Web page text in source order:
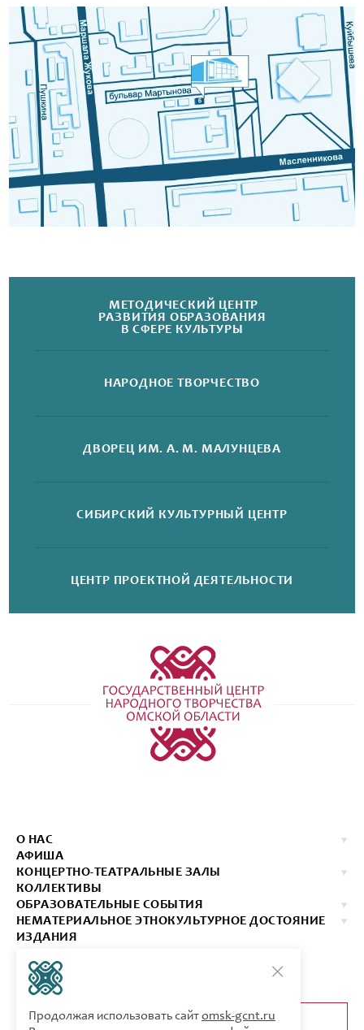
МЕТОДИЧЕСКИЙ ЦЕНТР
РАЗВИТИЯ ОБРАЗОВАНИЯ
В СФЕРЕ КУЛЬТУРЫ
НАРОДНОЕ ТВОРЧЕСТВО
ДВОРЕЦ ИМ. А. М. МАЛУНЦЕВА
СИБИРСКИЙ КУЛЬТУРНЫЙ ЦЕНТР
ЦЕНТР ПРОЕКТНОЙ ДЕЯТЕЛЬНОСТИ
О НАС
АФИША
КОНЦЕРТНО-ТЕАТРАЛЬНЫЕ ЗАЛЫ
КОЛЛЕКТИВЫ
ОБРАЗОВАТЕЛЬНЫЕ СОБЫТИЯ
НЕМАТЕРИАЛЬНОЕ ЭТНОКУЛЬТУРНОЕ ДОСТОЯНИЕ
ИЗДАНИЯ
КУПИТЬ БИЛЕТ
ОБРАТНАЯ СВЯЗЬ
Продолжая использовать сайтomsk-gcnt.ru